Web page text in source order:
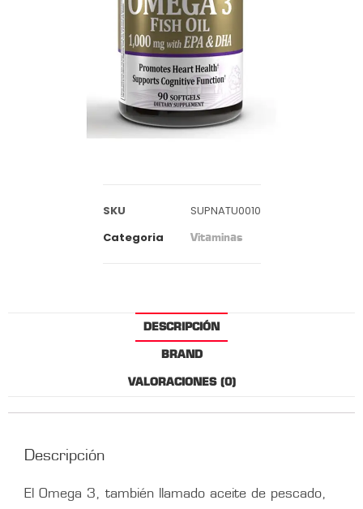
SKU
SUPNATU0010
Categoria
Vitaminas
DESCRIPCIÓN
BRAND
VALORACIONES (0)
Descripción
El Omega 3, también llamado aceite de pescado,